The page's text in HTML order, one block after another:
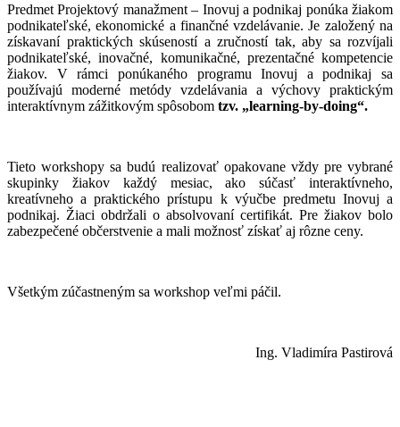
Predmet Projektový manažment – Inovuj a podnikaj ponúka žiakom
podnikateľské, ekonomické a finančné vzdelávanie. Je založený na
získavaní praktických skúseností a zručností tak, aby sa rozvíjali
podnikateľské, inovačné, komunikačné, prezentačné kompetencie
žiakov. V rámci ponúkaného programu Inovuj a podnikaj sa
používajú moderné metódy vzdelávania a výchovy praktickým
interaktívnym zážitkovým spôsobom tzv. „learning-by-doing“.
Tieto workshopy sa budú realizovať opakovane vždy pre vybrané
skupinky žiakov každý mesiac, ako súčasť interaktívneho,
kreatívneho a praktického prístupu k výučbe predmetu Inovuj a
podnikaj. Žiaci obdržali o absolvovaní certifikát. Pre žiakov bolo
zabezpečené občerstvenie a mali možnosť získať aj rôzne ceny.
Všetkým zúčastneným sa workshop veľmi páčil.
Ing. Vladimíra Pastirová